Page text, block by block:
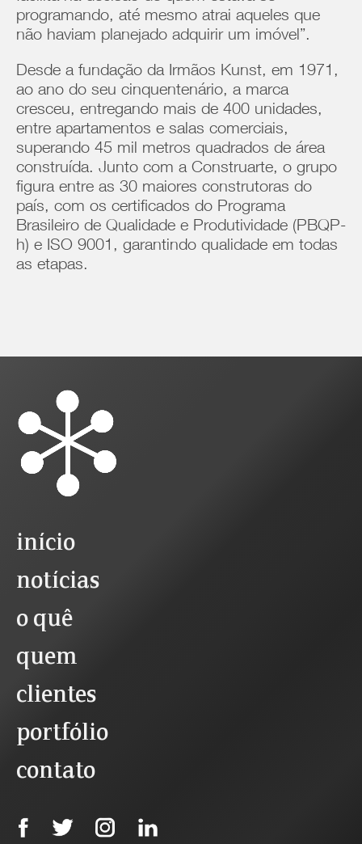
programando, até mesmo atrai aqueles que
não haviam planejado adquirir um imóvel”.
Desde a fundação da Irmãos Kunst, em 1971,
ao ano do seu cinquentenário, a marca
cresceu, entregando mais de 400 unidades,
entre apartamentos e salas comerciais,
superando 45 mil metros quadrados de área
construída. Junto com a Construarte, o grupo
figura entre as 30 maiores construtoras do
país, com os certificados do Programa
Brasileiro de Qualidade e Produtividade (PBQP-
h) e ISO 9001, garantindo qualidade em todas
as etapas.
início
notícias
o quê
quem
clientes
portfólio
contato